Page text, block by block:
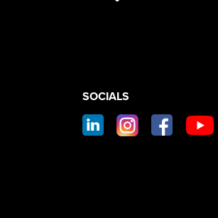
CONTACT
SOCIAL
FOOTER
SOCIALS